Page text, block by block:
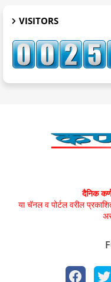
VISITORS
दैनिक
या चॅनल व पोर्टल वरील